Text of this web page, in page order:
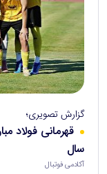
گزارش تصویری؛
سال
آکادمی فوتبال